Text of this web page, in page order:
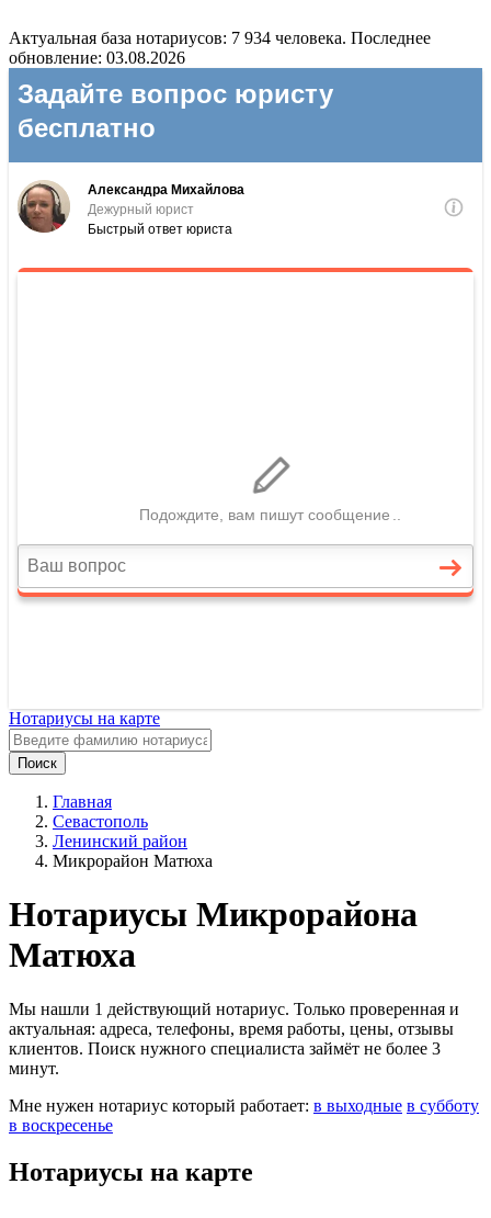
Актуальная база нотариусов: 7 934 человека. Последнее
обновление: 03.08.2026
Нотариусы на карте
Поиск
Главная
Севастополь
Ленинский район
Микрорайон Матюха
Нотариусы Микрорайона
Матюха
Мы нашли 1 действующий нотариус. Только проверенная и
актуальная: адреса, телефоны, время работы, цены, отзывы
клиентов. Поиск нужного специалиста займёт не более 3
минут.
Мне нужен нотариус который работает: в выходные в субботу
в воскресенье
Нотариусы на карте